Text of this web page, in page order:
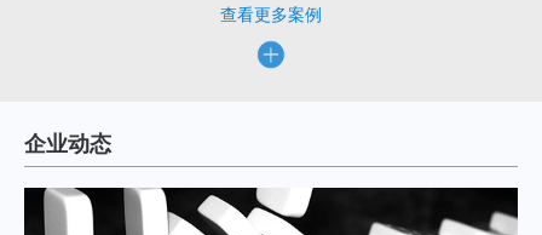
查看更多案例
企业动态